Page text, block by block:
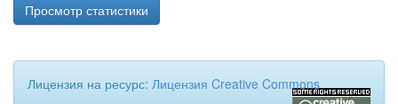
Просмотр статистики
Лицензия на ресурс: Лицензия Creative Commons